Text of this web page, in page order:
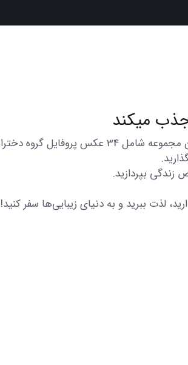
زندگی بپردازید.
لذت ببرید و به دنیای زیبایی‌ها سفر کنید!